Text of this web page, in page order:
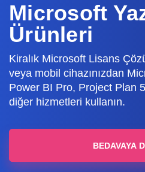
Microsoft
Ürünleri
Kiralık Microsoft Lisans
veya mobil cihazınızdan
Power BI Pro, Project Plan
diğer hizmetleri kullanın.
BEDAVAYA